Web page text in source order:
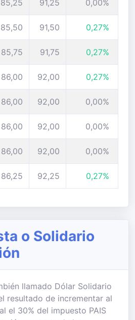
85,25 91,25 0,00%
85,50 91,50 0,27%
85,75 91,75 0,27%
86,00 92,00 0,27%
86,00 92,00 0,00%
86,00 92,00 0,00%
86,00 92,00 0,00%
86,25 92,25 0,27%
o Solidario
llamado Dólar Solidario
resultado de incrementar al
el 30% del impuesto PAIS